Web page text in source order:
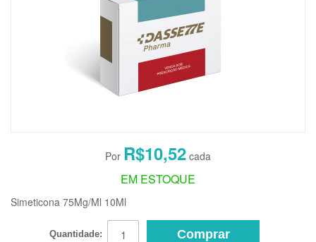
R$10,52
EM ESTOQUE
Simeticona 75Mg/Ml 10Ml
Quantidade: Comprar